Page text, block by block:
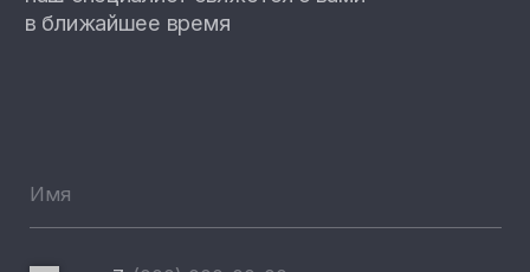
192102, г. Санкт-Петербург,
Реализованные проекты